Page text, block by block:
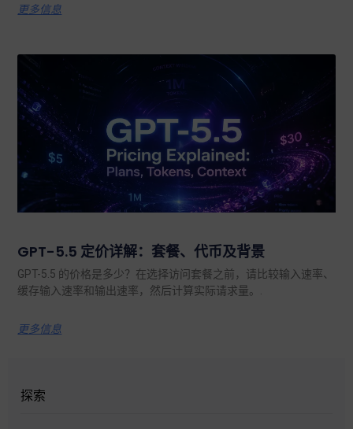
更多信息
GPT-5.5 定价详解：套餐、代币及背景
GPT-5.5 的价格是多少？在选择访问套餐之前，请比较输入速率、
缓存输入速率和输出速率，然后计算实际请求量。.
更多信息
探索